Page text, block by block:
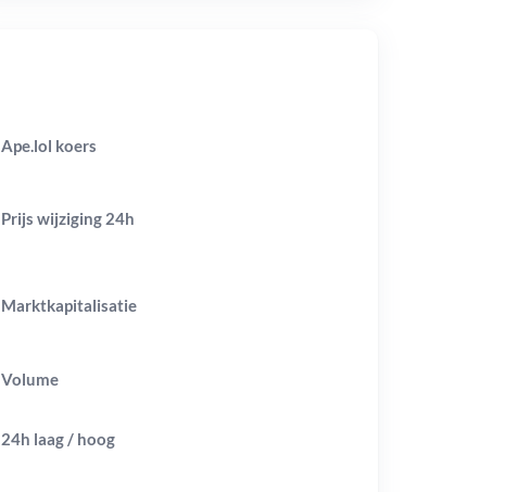
Ape.lol koers
Prijs wijziging 24h
Marktkapitalisatie
Volume
24h laag / hoog